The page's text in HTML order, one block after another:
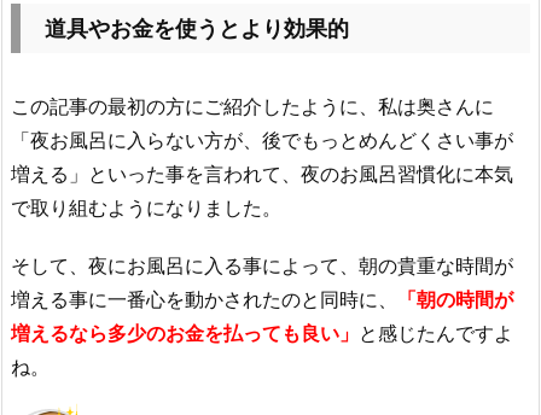
道具やお金を使うとより効果的
この記事の最初の方にご紹介したように、私は奥さんに
「夜お風呂に入らない方が、後でもっとめんどくさい事が
増える」といった事を言われて、夜のお風呂習慣化に本気
で取り組むようになりました。
そして、夜にお風呂に入る事によって、朝の貴重な時間が
増える事に一番心を動かされたのと同時に、
「朝の時間が
増えるなら多少のお金を払っても良い」 と感じたんですよ
ね。